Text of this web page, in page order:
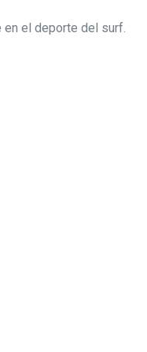
en el deporte del surf.